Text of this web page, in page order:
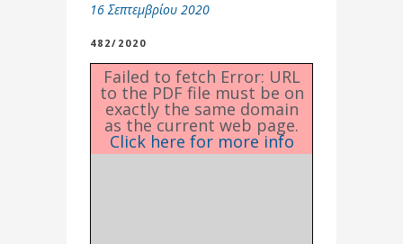
16 Σεπτεμβρίου 2020
482/2020
Failed to fetch Error: URL
to the PDF file must be on
exactly the same domain
as the current web page.
Click here for more info